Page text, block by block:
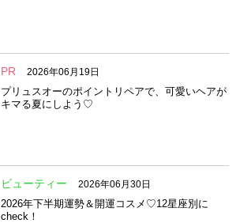
PR 2026年06月19日
プリュスオーのポイントリペアで、可愛いヘアが
キマる夏にしよう♡
ビューティー 2026年06月30日
2026年下半期運勢＆開運コスメ♡12星座別に
check！